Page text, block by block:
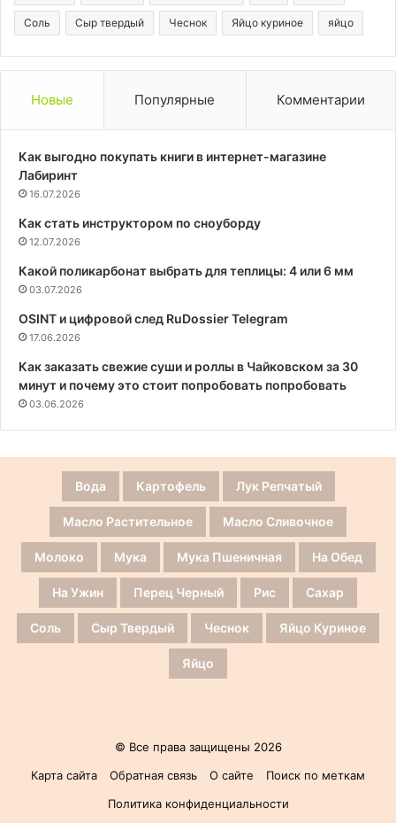
Соль Сыр твердый Чеснок Яйцо куриное яйцо
Новые Популярные Комментарии
Как выгодно покупать книги в интернет-магазине
Лабиринт
16.07.2026
Как стать инструктором по сноуборду
12.07.2026
Какой поликарбонат выбрать для теплицы: 4 или 6 мм
03.07.2026
OSINT и цифровой след RuDossier Telegram
17.06.2026
Как заказать свежие суши и роллы в Чайковском за 30
минут и почему это стоит попробовать попробовать
03.06.2026
Вода Картофель Лук Репчатый
Масло Растительное Масло Сливочное
Молоко Мука Мука Пшеничная На Обед
На Ужин Перец Черный Рис Сахар
Соль Сыр Твердый Чеснок Яйцо Куриное
Яйцо
© Все права защищены 2026
Карта сайта
Обратная связь О сайте
Поиск по меткам
Политика конфиденциальности